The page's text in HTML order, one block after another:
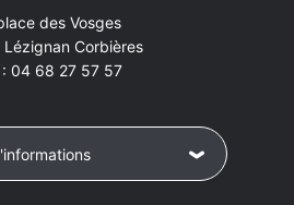
des Vosges
Lézignan Corbières
04 68 27 57 57